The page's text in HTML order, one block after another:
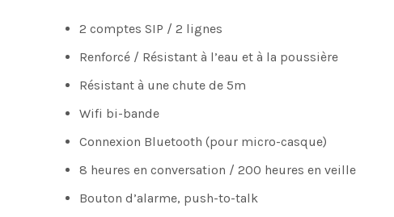
2 comptes SIP / 2 lignes
Renforcé / Résistant à l’eau et à la poussière
Résistant à une chute de 5m
Wifi bi-bande
Connexion Bluetooth (pour micro-casque)
8 heures en conversation / 200 heures en veille
Bouton d’alarme, push-to-talk